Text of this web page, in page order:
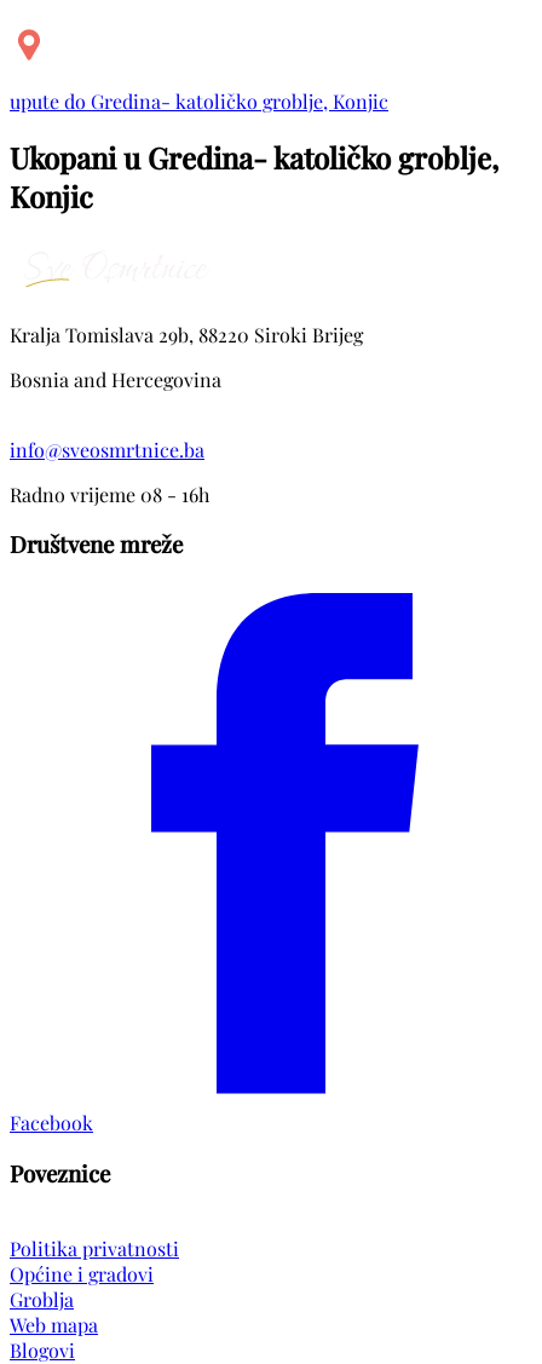
upute do Gredina- katoličko groblje, Konjic
Ukopani u Gredina- katoličko groblje,
Konjic
Kralja Tomislava 29b, 88220 Siroki Brijeg
Bosnia and Hercegovina
info@sveosmrtnice.ba
Radno vrijeme 08 - 16h
Društvene mreže
Facebook
Poveznice
Politika privatnosti
Općine i gradovi
Groblja
Web mapa
Blogovi